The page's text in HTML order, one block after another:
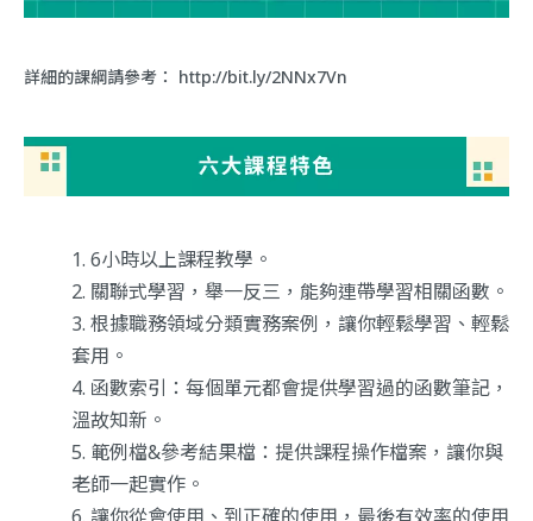
詳細的課綱請參考： http://bit.ly/2NNx7Vn
6小時以上課程教學。
關聯式學習，舉一反三，能夠連帶學習相關函數。
根據職務領域分類實務案例，讓你輕鬆學習、輕鬆
套用。
函數索引：每個單元都會提供學習過的函數筆記，
溫故知新。
範例檔&參考結果檔：提供課程操作檔案，讓你與
老師一起實作。